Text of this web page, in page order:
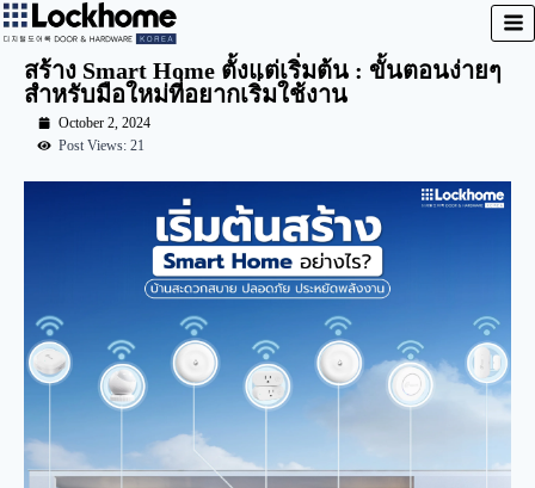
สร้าง Smart Home ตั้งแต่เริ่มต้น : ขั้นตอนง่ายๆ
สำหรับมือใหม่ที่อยากเริ่มใช้งาน
October 2, 2024
Post Views: 21